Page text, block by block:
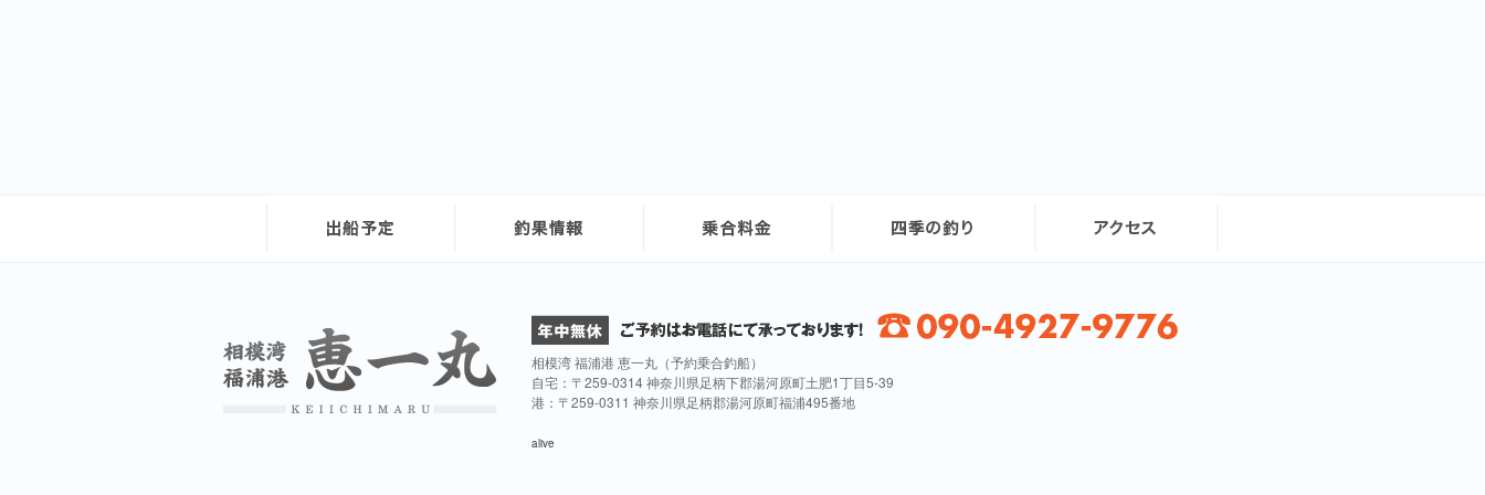
相模湾 福浦港 恵一丸（予約乗合釣船）
自宅：〒259-0314 神奈川県足柄下郡湯河原町土肥1丁目5-39
港：〒259-0311 神奈川県足柄郡湯河原町福浦495番地
alive